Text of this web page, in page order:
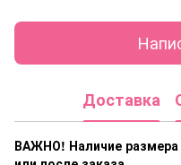
Доставка
ВАЖНО! Наличие размера